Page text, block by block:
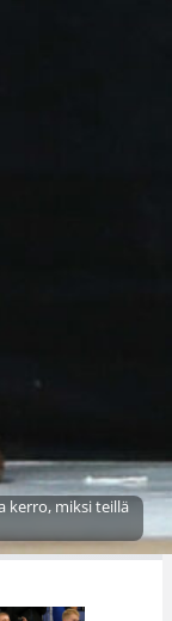
kerro, miksi teillä